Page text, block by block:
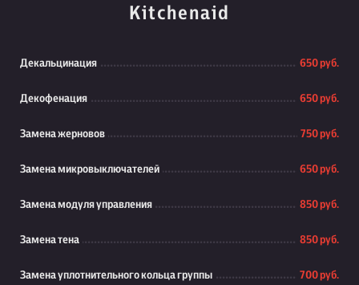
Kitchenaid
Декальцинация 650 руб.
Декофенация 650 руб.
Замена жерновов 750 руб.
Замена микровыключателей 650 руб.
Замена модуля управления 850 руб.
Замена тена 850 руб.
Замена уплотнительного кольца группы 700 руб.